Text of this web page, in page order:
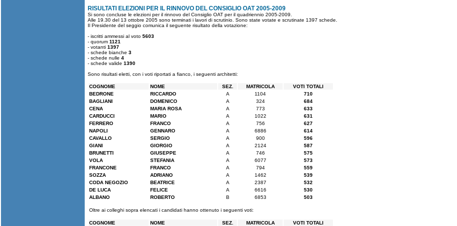
RISULTATI ELEZIONI PER IL RINNOVO DEL CONSIGLIO OAT 2005-2009
Si sono concluse le elezioni per il rinnovo del Consiglio OAT per il quadriennio 2005-2009.
Alle 19.30 del 13 ottobre 2005 sono terminati i lavori di scrutinio. Sono state votate e scrutinate 1397 schede.
Il Presidente del seggio comunica il seguente risultato della votazione:
- iscritti ammessi al voto 5603
- quorum 1121
- votanti 1397
- schede bianche 3
- schede nulle 4
- schede valide 1390
Sono risultati eletti, con i voti riportati a fianco, i seguenti architetti:
COGNOME NOME SEZ. MATRICOLA
VOTI TOTALI
BEDRONE
RICCARDO A 1104
710
BAGLIANI
DOMENICO A 324
684
CENA
MARIA ROSA A 773
633
CARDUCCI
MARIO A 1022
631
FERRERO
FRANCO A 756
627
NAPOLI
GENNARO A 6886
614
CAVALLO
SERGIO A 900
596
GIANI
GIORGIO A 2124
587
BRUNETTI
GIUSEPPE A 746
575
VOLA
STEFANIA A 6077
573
FRANCONE
FRANCO A 794
559
SOZZA
ADRIANO A 1462
539
CODA NEGOZIO
BEATRICE A 2387
532
DE LUCA
FELICE A 6616
530
ALBANO
ROBERTO B 6853 503
Oltre ai colleghi sopra elencati i candidati hanno ottenuto i seguenti voti:
COGNOME NOME SEZ. MATRICOLA
VOTI TOTALI